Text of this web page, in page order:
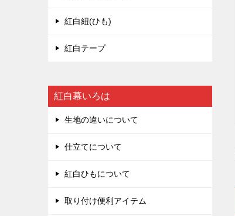
紅白紐(ひも)
紅白テープ
紅白幕いろは
生地の違いについて
仕立てについて
紅白ひもについて
取り付け便利アイテム